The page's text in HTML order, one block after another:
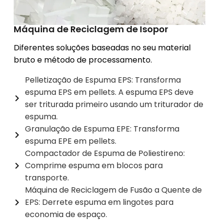
Máquina de Reciclagem de Isopor
Diferentes soluções baseadas no seu material
bruto e método de processamento.
Pelletização de Espuma EPS: Transforma
espuma EPS em pellets. A espuma EPS deve
ser triturada primeiro usando um triturador de
espuma.
Granulação de Espuma EPE: Transforma
espuma EPE em pellets.
Compactador de Espuma de Poliestireno:
Comprime espuma em blocos para
transporte.
Máquina de Reciclagem de Fusão a Quente de
EPS: Derrete espuma em lingotes para
economia de espaço.